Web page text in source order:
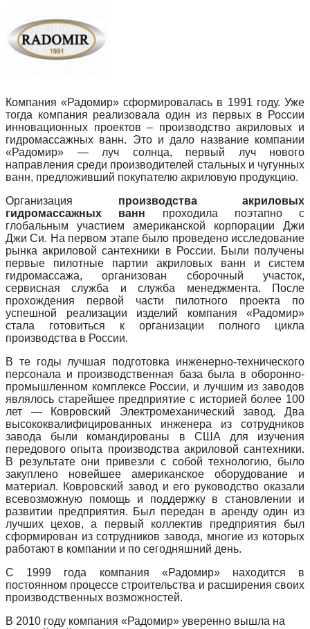
Компания «Радомир» сформировалась в 1991 году. Уже
тогда компания реализовала один из первых в России
инновационных проектов – производство акриловых и
гидромассажных ванн. Это и дало название компании
«Радомир» — луч солнца, первый луч нового
направления среди производителей стальных и чугунных
ванн, предложивший покупателю акриловую продукцию.
Организация производства акриловых
гидромассажных ванн проходила поэтапно с
глобальным участием американской корпорации Джи
Джи Си. На первом этапе было проведено исследование
рынка акриловой сантехники в России. Были получены
первые пилотные партии акриловых ванн и систем
гидромассажа, организован сборочный участок,
сервисная служба и служба менеджмента. После
прохождения первой части пилотного проекта по
успешной реализации изделий компания «Радомир»
стала готовиться к организации полного цикла
производства в России.
В те годы лучшая подготовка инженерно-технического
персонала и производственная база была в оборонно-
промышленном комплексе России, и лучшим из заводов
являлось старейшее предприятие с историей более 100
лет — Ковровский Электромеханический завод. Два
высококвалифицированных инженера из сотрудников
завода были командированы в США для изучения
передового опыта производства акриловой сантехники.
В результате они привезли с собой технологию, было
закуплено новейшее американское оборудование и
материал. Ковровский завод и его руководство оказали
всевозможную помощь и поддержку в становлении и
развитии предприятия. Был передан в аренду один из
лучших цехов, а первый коллектив предприятия был
сформирован из сотрудников завода, многие из которых
работают в компании и по сегодняшний день.
С 1999 года компания «Радомир» находится в
постоянном процессе строительства и расширения своих
производственных возможностей.
В 2010 году компания «Радомир» уверенно вышла на